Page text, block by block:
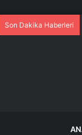
Son Dakika Haberleri